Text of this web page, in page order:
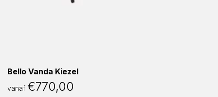
Bello Vanda Kiezel
vanaf €770,00